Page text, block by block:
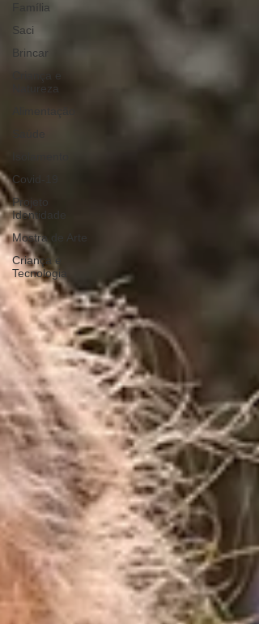
Família
Saci
Brincar
Criança e
Natureza
Covid-19
Projeto
Identidade
Mostra de Arte
Criança e
Tecnologia